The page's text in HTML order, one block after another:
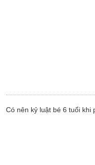
Có nên kỷ luật bé 6 tuổi khi